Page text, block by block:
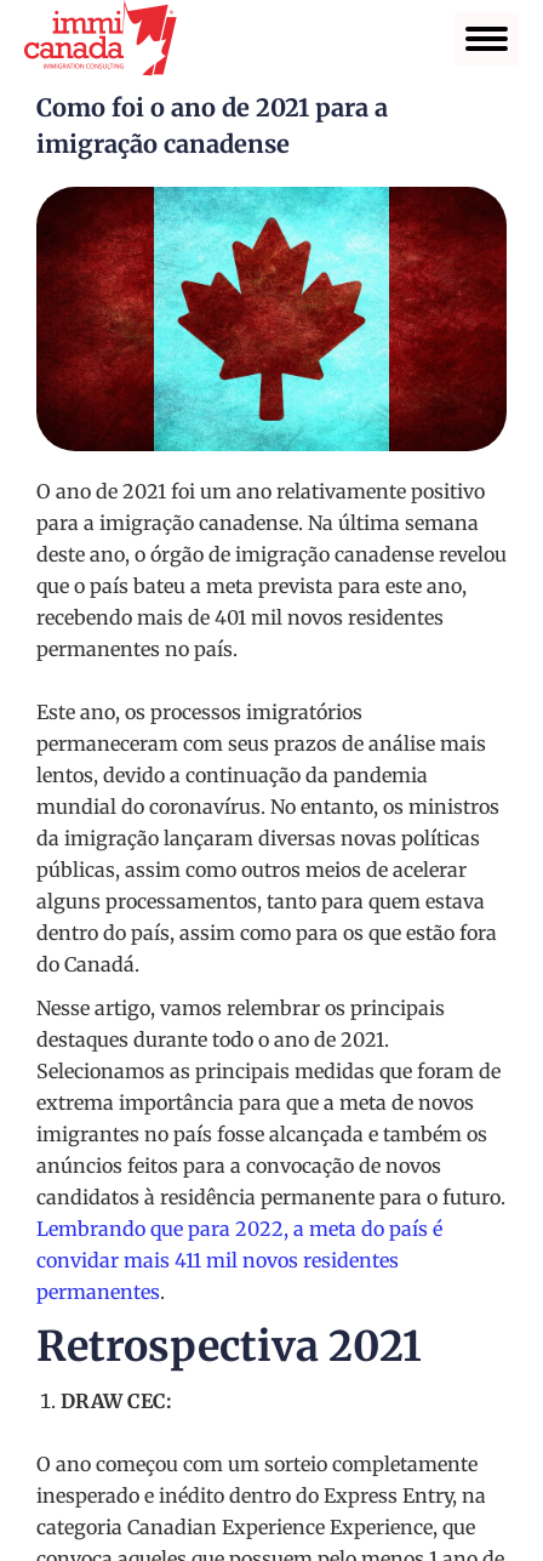
Como foi o ano de 2021 para a
imigração canadense
O ano de 2021 foi um ano relativamente positivo
para a imigração canadense. Na última semana
deste ano, o órgão de imigração canadense revelou
que o país bateu a meta prevista para este ano,
recebendo mais de 401 mil novos residentes
permanentes no país.
Este ano, os processos imigratórios
permaneceram com seus prazos de análise mais
lentos, devido a continuação da pandemia
mundial do coronavírus. No entanto, os ministros
da imigração lançaram diversas novas políticas
públicas, assim como outros meios de acelerar
alguns processamentos, tanto para quem estava
dentro do país, assim como para os que estão fora
do Canadá.
Nesse artigo, vamos relembrar os principais
destaques durante todo o ano de 2021.
Selecionamos as principais medidas que foram de
extrema importância para que a meta de novos
imigrantes no país fosse alcançada e também os
anúncios feitos para a convocação de novos
candidatos à residência permanente para o futuro.
Lembrando que para 2022, a meta do país é
convidar mais 411 mil novos residentes
permanentes.
Retrospectiva 2021
DRAW CEC:
O ano começou com um sorteio completamente
inesperado e inédito dentro do Express Entry, na
categoria Canadian Experience Experience, que